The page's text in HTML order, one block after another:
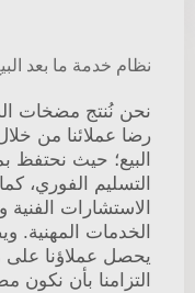
نظام خدمة ما بعد
نحن نُنتج مضخات
رضا عملائنا من
البيع؛ حيث نحتفظ
التسليم الفوري،
الاستشارات
الخدمات المهنية.
يحصل عملاؤنا على
التزامنا بأن نكون